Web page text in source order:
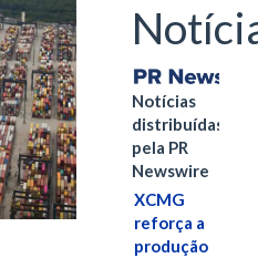
Notícias
distribuídas
pela PR
Newswire
XCMG
reforça a
produção